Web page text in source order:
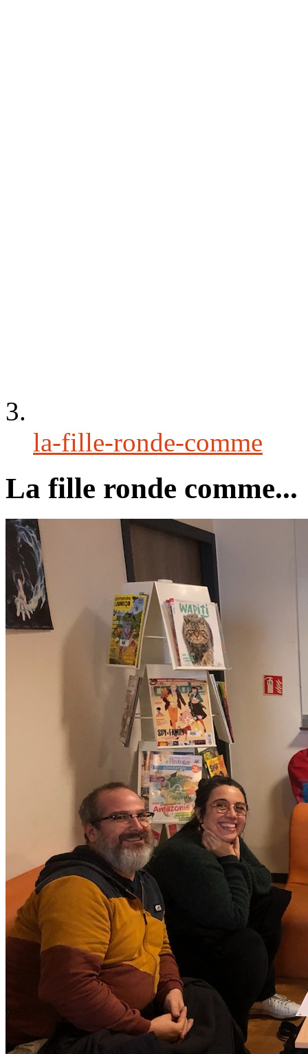
la-fille-ronde-comme
La fille ronde comme...